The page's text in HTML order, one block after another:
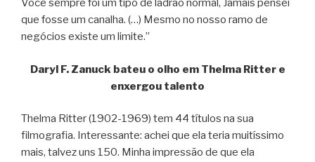
Você sempre foi um tipo de ladrão normal, Jamais pensei
que fosse um canalha. (…) Mesmo no nosso ramo de
negócios existe um limite.”
Daryl F. Zanuck bateu o olho em Thelma Ritter e
enxergou talento
Thelma Ritter (1902-1969) tem 44 títulos na sua
filmografia. Interessante: achei que ela teria muitíssimo
mais, talvez uns 150. Minha impressão de que ela